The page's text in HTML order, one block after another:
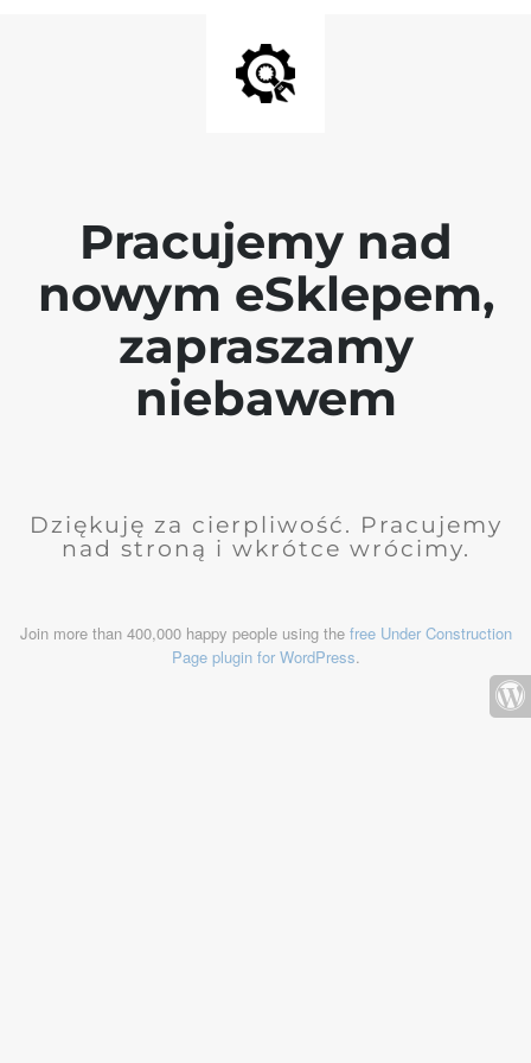
Pracujemy nad
nowym eSklepem,
zapraszamy
niebawem
Dziękuję za cierpliwość. Pracujemy
nad stroną i wkrótce wrócimy.
Join more than 400,000 happy people using the free Under Construction
Page plugin for WordPress.